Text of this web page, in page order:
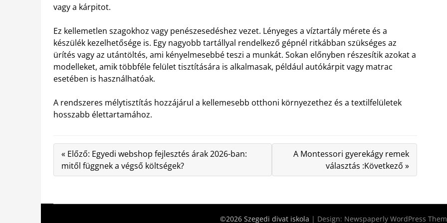
vagy a kárpitot.
Ez kellemetlen szagokhoz vagy penészesedéshez vezet. Lényeges a víztartály mérete és a
készülék kezelhetősége is. Egy nagyobb tartállyal rendelkező gépnél ritkábban szükséges az
ürítés vagy az utántöltés, ami kényelmesebbé teszi a munkát. Sokan előnyben részesítik azokat a
modelleket, amik többféle felület tisztítására is alkalmasak, például autókárpit vagy matrac
esetében is használhatóak.
A rendszeres mélytisztítás hozzájárul a kellemesebb otthoni környezethez és a textilfelületek
hosszabb élettartamához.
« Előző: Egyedi webshop fejlesztés árak 2026-ban:
mitől függnek a végső költségek?
A Montessori gyerekágy remek
választás :Következő »
©2026 Szegedi divat iskola | Design: Newspaperly WordPress